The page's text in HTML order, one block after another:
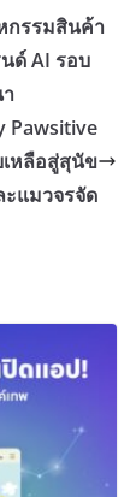
กรรมสินค้า
นด์ AI รอบ
Pawsitive
หลือสู่สุนัข
ะแมวจรจัด